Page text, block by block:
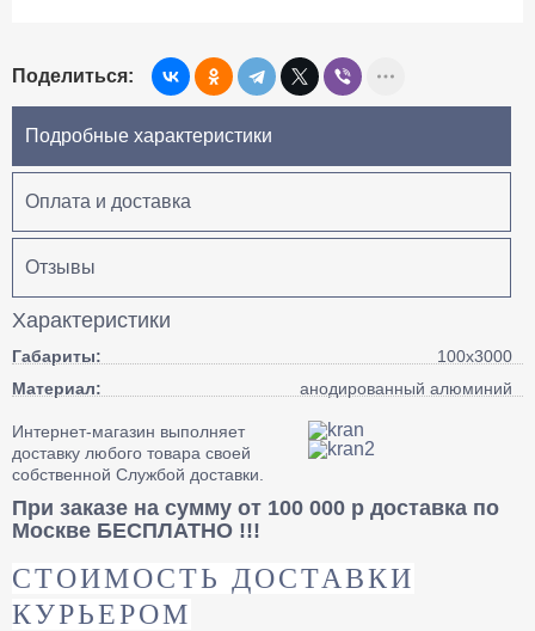
Поделиться:
Подробные характеристики
Оплата и доставка
Отзывы
Характеристики
Габариты:
100х3000
Материал:
анодированный алюминий
Интернет-магазин выполняет
доставку любого товара своей
собственной Службой доставки.
При заказе на сумму от 100 000 р доставка по
Москве БЕСПЛАТНО !!!
СТОИМОСТЬ ДОСТАВКИ
КУРЬЕРОМ